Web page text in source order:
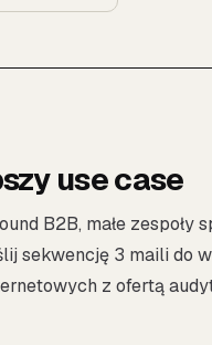
use case
B2B, małe zespoły
sekwencję 3 maili do
z ofertą